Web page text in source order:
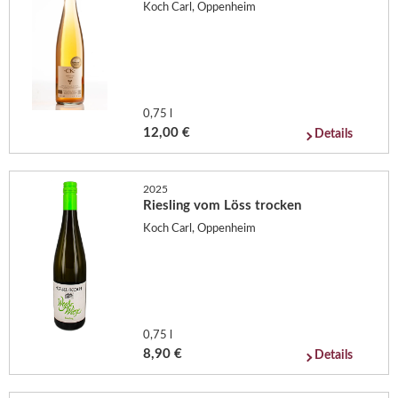
Koch Carl, Oppenheim
0,75 l
12,00 € Details
2025
Riesling vom Löss trocken
Koch Carl, Oppenheim
0,75 l
8,90 € Details